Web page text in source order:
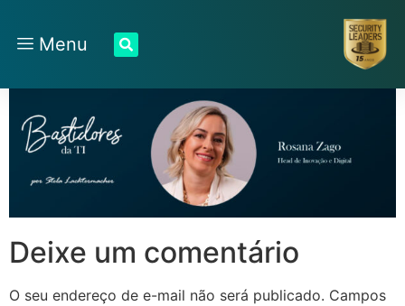
Menu
Deixe um comentário
O seu endereço de e-mail não será publicado. Campos